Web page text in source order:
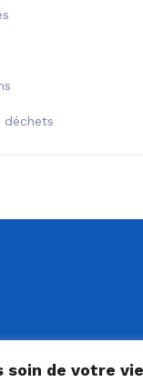
soin de votre
déchets